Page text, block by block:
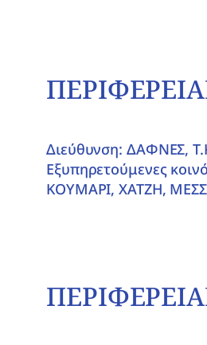
Διεύθυνση: ΔΑΦΝΕΣ,
Εξυπηρετούμενες
ΚΟΥΜΑΡΙ, ΧΑΤΖΗ,